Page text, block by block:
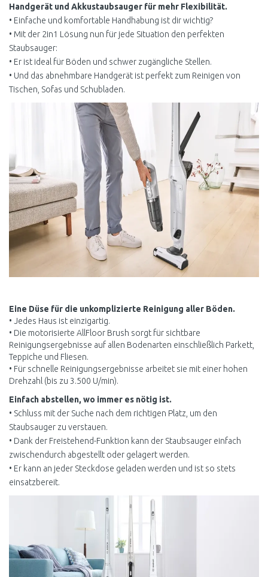
Handgerät und Akkustaubsauger für mehr Flexibilität.
• Einfache und komfortable Handhabung ist dir wichtig?
• Mit der 2in1 Lösung nun für jede Situation den perfekten
Staubsauger:
• Er ist ideal für Böden und schwer zugängliche Stellen.
• Und das abnehmbare Handgerät ist perfekt zum Reinigen von
Tischen, Sofas und Schubladen.
Eine Düse für die unkomplizierte Reinigung aller Böden.
• Jedes Haus ist einzigartig.
• Die motorisierte AllFloor Brush sorgt für sichtbare
Reinigungsergebnisse auf allen Bodenarten einschließlich Parkett,
Teppiche und Fliesen.
• Für schnelle Reinigungsergebnisse arbeitet sie mit einer hohen
Drehzahl (bis zu 3.500 U/min).
Einfach abstellen, wo immer es nötig ist.
• Schluss mit der Suche nach dem richtigen Platz, um den
Staubsauger zu verstauen.
• Dank der Freistehend-Funktion kann der Staubsauger einfach
zwischendurch abgestellt oder gelagert werden.
• Er kann an jeder Steckdose geladen werden und ist so stets
einsatzbereit.